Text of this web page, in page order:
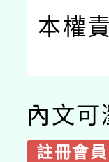
本權
內文可
註冊會員